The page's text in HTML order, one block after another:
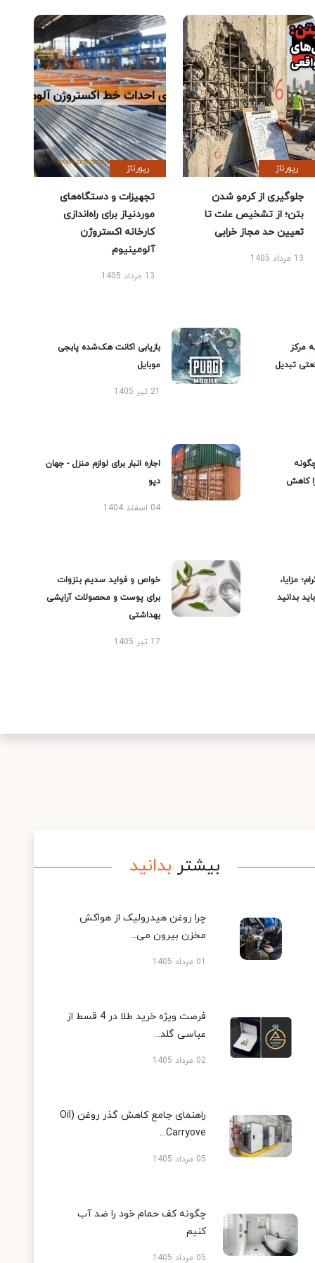
رپورتاژ
جلوگیری از کرمو شدن
بتن؛ از تشخیص علت تا
تعیین حد مجاز خرابی
13 مرداد 1405
رپورتاژ
تجهیزات و دستگاه‌های
موردنیاز برای راه‌اندازی
کارخانه اکستروژن
آلومینیوم
13 مرداد 1405
مرکز
تبدیل
بازیابی اکانت هک‌شده پابجی
موبایل
21 تیر 1405
کاهش
اجاره انبار برای لوازم منزل - جهان
دپو
04 اسفند 1404
مزایا،
بدانید
خواص و فواید سدیم بنزوات
برای پوست و محصولات آرایشی
بهداشتی
17 تیر 1405
بیشتر بدانید
چرا روغن هیدرولیک از هواکش
مخزن بیرون می...
01 مرداد 1405
فرصت ویژه خرید طلا در 4 قسط از
عباسی گلد...
02 مرداد 1405
راهنمای جامع کاهش گذر روغن (Oil
Carryove...
05 مرداد 1405
چگونه کف حمام خود را ضد آب
کنیم
05 مرداد 1405